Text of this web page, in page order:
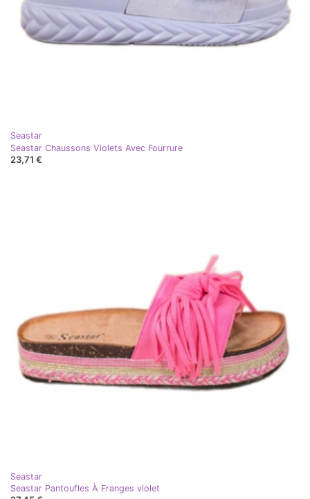
Seastar
Seastar Chaussons Violets Avec Fourrure
23,71 €
Seastar
Seastar Pantoufles À Franges violet